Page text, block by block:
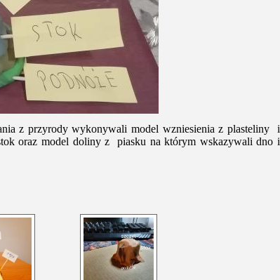
z przyrody wykonywali model wzniesienia z plasteliny i
oraz model doliny z piasku na którym wskazywali dno i